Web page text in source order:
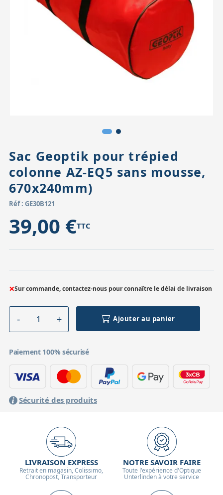
Accessoires pour montures
Pièces détachées
Sac Geoptik pour trépied
colonne AZ-EQ5 sans mousse,
670x240mm)
Réf : GE30B121
39,00 €TTC
×Sur commande, contactez-nous pour connaître le délai de livraison
Ajouter au panier
Paiement 100% sécurisé
Sécurité des produits
LIVRAISON EXPRESS
Retrait en magasin, Colissimo,
Chronopost, Transporteur
NOTRE SAVOIR FAIRE
Toute l'expérience d'Optique
Unterlinden à votre service